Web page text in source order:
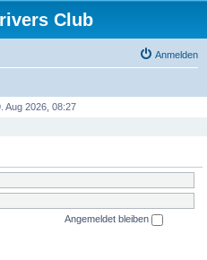
Club
Anmelden
Aug 2026, 08:27
Angemeldet bleiben